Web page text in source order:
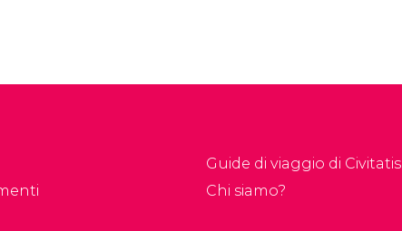
Guide di viaggio di Civitatis
Chi siamo?